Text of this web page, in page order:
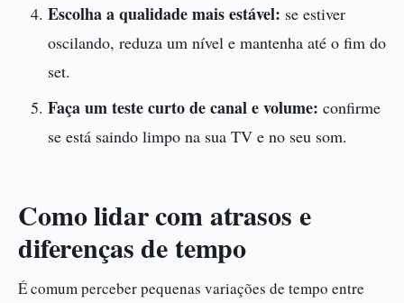
Escolha a qualidade mais estável: se estiver
oscilando, reduza um nível e mantenha até o fim do
set.
Faça um teste curto de canal e volume: confirme
se está saindo limpo na sua TV e no seu som.
Como lidar com atrasos e
diferenças de tempo
É comum perceber pequenas variações de tempo entre